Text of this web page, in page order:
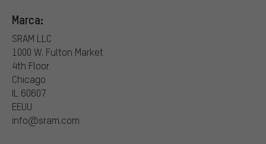
Marca:
SRAM LLC
1000 W. Fulton Market
4th Floor
Chicago
IL 60607
EEUU
info@sram.com